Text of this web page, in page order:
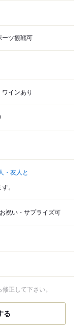
ーツ観戦可
インあり
・友人と
。
祝い・サプライズ可
正して下さい。
る